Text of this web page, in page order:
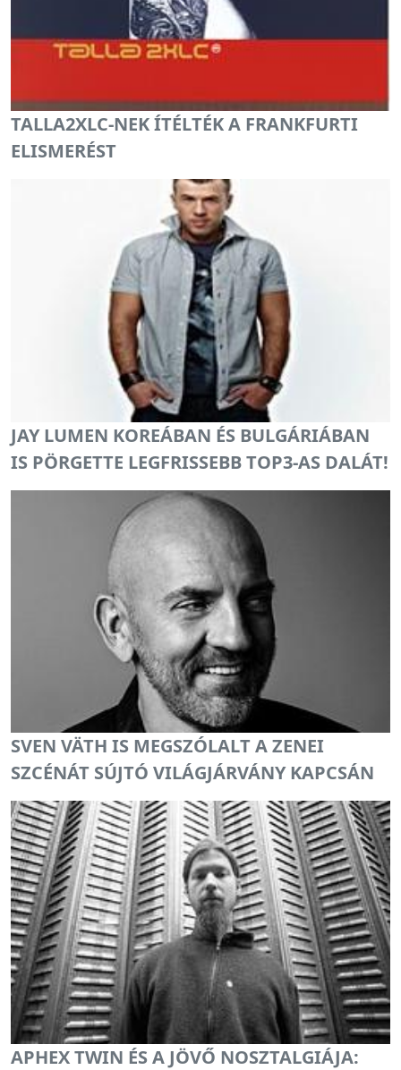
TALLA2XLC-NEK ÍTÉLTÉK A FRANKFURTI
ELISMERÉST
JAY LUMEN KOREÁBAN ÉS BULGÁRIÁBAN
IS PÖRGETTE LEGFRISSEBB TOP3-AS DALÁT!
SVEN VÄTH IS MEGSZÓLALT A ZENEI
SZCÉNÁT SÚJTÓ VILÁGJÁRVÁNY KAPCSÁN
APHEX TWIN ÉS A JÖVŐ NOSZTALGIÁJA: